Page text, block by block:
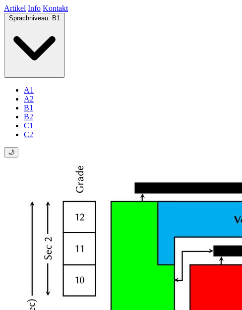
Artikel Info Kontakt
Sprachniveau: B1
A1
A2
B1
B2
C1
C2
🌙